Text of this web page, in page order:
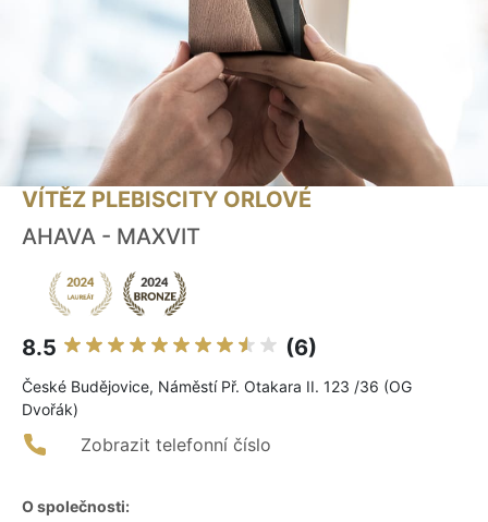
VÍTĚZ PLEBISCITY ORLOVÉ
AHAVA - MAXVIT
8.5 (6)
České Budějovice, Náměstí Př. Otakara II. 123 /36 (OG
Dvořák)
Zobrazit telefonní číslo
O společnosti: